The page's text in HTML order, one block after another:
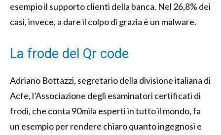
esempio il supporto clienti della banca. Nel 26,8% dei
casi, invece, a dare il colpo di grazia è un malware.
La frode del Qr code
Adriano Bottazzi, segretario della divisione italiana di
Acfe, l’Associazione degli esaminatori certificati di
frodi, che conta 90mila esperti in tutto il mondo, fa
un esempio per rendere chiaro quanto ingegnosi e